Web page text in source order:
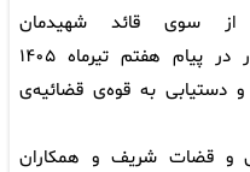
سوی قائد شهیدمان
اعلی‌الله‌مقامه‌الشریف و نکات مذکور در پیام هفتم تیرماه ۱۴۰۵
دستیابی به قوه‌ی قضائیه‌ی
و قضات شریف و همکاران